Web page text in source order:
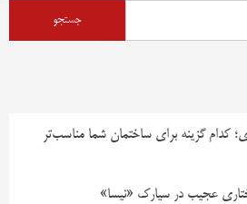
کدام گزینه برای ساختمان شما مناسب‌تر
عجیب در سیارک «نیسا»